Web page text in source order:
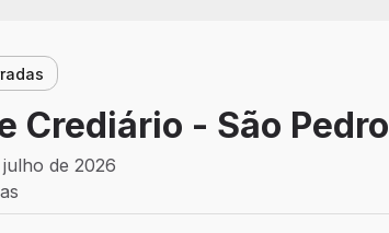
Crediário - São Pedro
de 2026